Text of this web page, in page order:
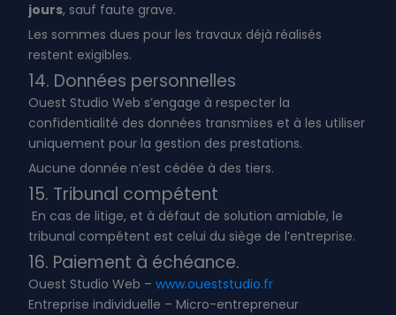
jours, sauf faute grave.
Les sommes dues pour les travaux déjà réalisés
restent exigibles.
14. Données personnelles
Ouest Studio Web s’engage à respecter la
confidentialité des données transmises et à les utiliser
uniquement pour la gestion des prestations.
Aucune donnée n’est cédée à des tiers.
15. Tribunal compétent
En cas de litige, et à défaut de solution amiable, le
tribunal compétent est celui du siège de l’entreprise.
16. Paiement à échéance.
Ouest Studio Web – www.oueststudio.fr
Entreprise individuelle – Micro-entrepreneur